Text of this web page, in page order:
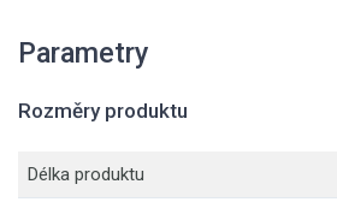
Parametry
Rozměry produktu
Délka produktu